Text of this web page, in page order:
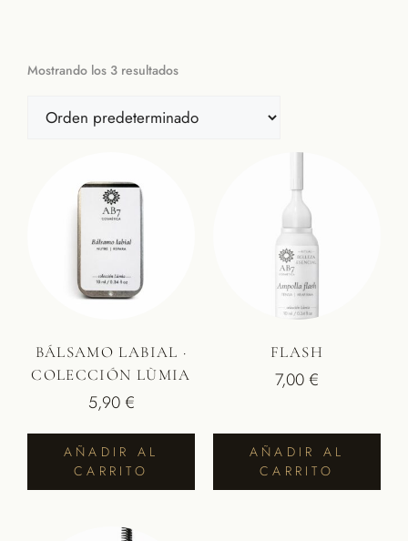
Mostrando los 3 resultados
BÁLSAMO LABIAL ·
COLECCIÓN LÙMIA
5,90€
AÑADIR AL
CARRITO
FLASH
7,00€
AÑADIR AL
CARRITO